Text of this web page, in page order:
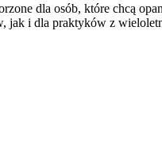
dla osób, które chcą
i dla praktyków z